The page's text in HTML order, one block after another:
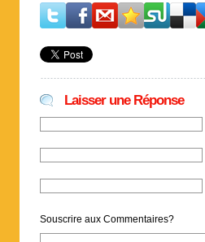
Laisser une Réponse
Souscrire aux Commentaires?